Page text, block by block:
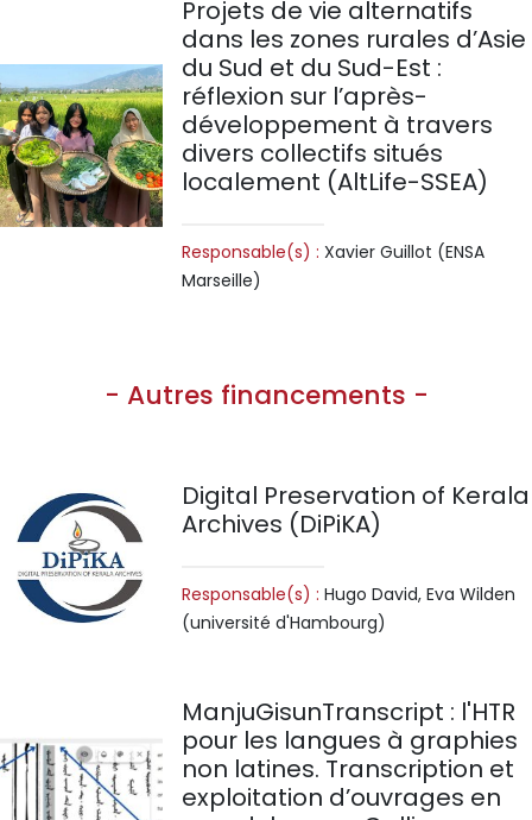
Projets de vie alternatifs
dans les zones rurales d’Asie
du Sud et du Sud-Est :
réflexion sur l’après-
développement à travers
divers collectifs situés
localement (AltLife-SSEA)
Responsable(s) : Xavier Guillot (ENSA
Marseille)
- Autres financements -
Digital Preservation of Kerala
Archives (DiPiKA)
Responsable(s) : Hugo David, Eva Wilden
(université d'Hambourg)
ManjuGisunTranscript : l'HTR
pour les langues à graphies
non latines. Transcription et
exploitation d’ouvrages en